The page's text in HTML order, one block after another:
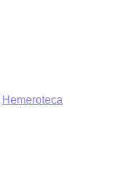
Hemeroteca